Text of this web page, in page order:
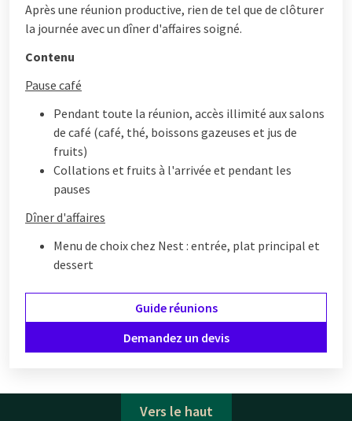
Après une réunion productive, rien de tel que de clôturer
la journée avec un dîner d'affaires soigné.
Contenu
Pause café
Pendant toute la réunion, accès illimité aux salons
de café (café, thé, boissons gazeuses et jus de
fruits)
Collations et fruits à l'arrivée et pendant les
pauses
Dîner d'affaires
Menu de choix chez Nest : entrée, plat principal et
dessert
Guide réunions
Demandez un devis
Vers le haut